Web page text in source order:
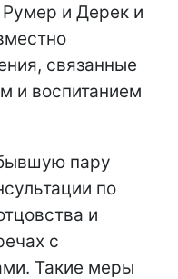
и Дерек и
связанные
и воспитанием
пару
по
и
с
Такие меры